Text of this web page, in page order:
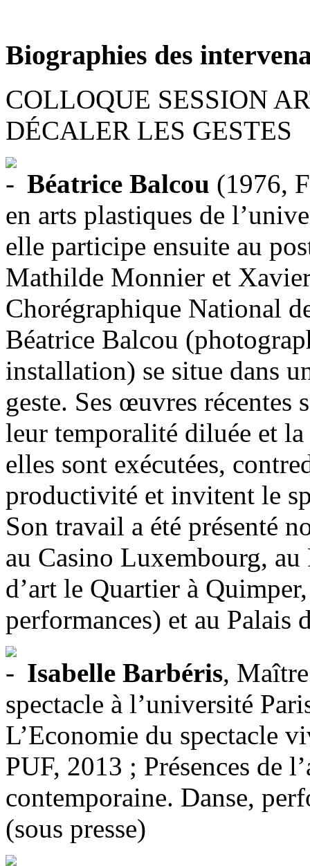
Biographies des
COLLOQUE SESSION
DÉCALER LES GESTES
Béatrice Balcou (1976,
en arts plastiques de
elle participe ensuite au
Mathilde Monnier et
Chorégraphique National
Béatrice Balcou
installation) se situe dans
geste. Ses œuvres récentes
leur temporalité diluée et
elles sont exécutées,
productivité et invitent le
Son travail a été présenté
au Casino Luxembourg,
d’art le Quartier à
performances) et au Palais
Isabelle Barbéris,
spectacle à l’université
L’Economie du spectacle
PUF, 2013 ; Présences de
contemporaine. Danse,
(sous presse)